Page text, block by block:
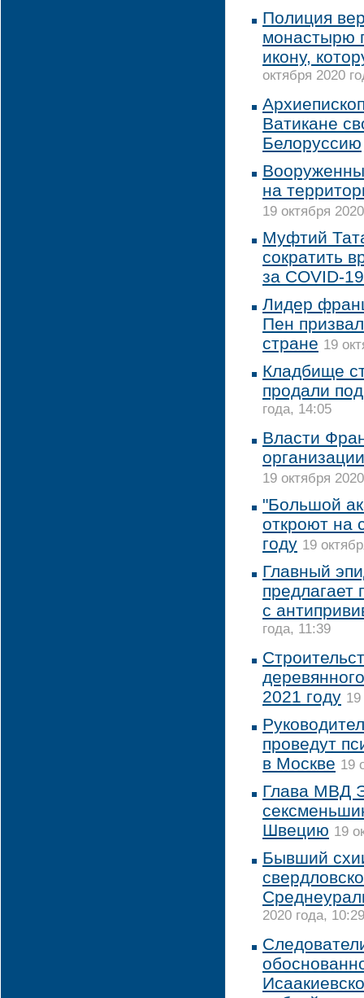
Полиция
монастырю
икону,
октября 2020
Ватикане
Белоруссию
на
19 октября
Муфтий
сократить
за COVID-19
Лидер
Пен
стране 19
Кладбище
продали
года, 14:05
Власти
19 октября
"Большой
откроют на
году 19
Главный
предлагает
с
года, 11:39
2021 году
проведут
в Москве 19
Глава МВД
Швецию 19
Бывший
2020 года, 10:29